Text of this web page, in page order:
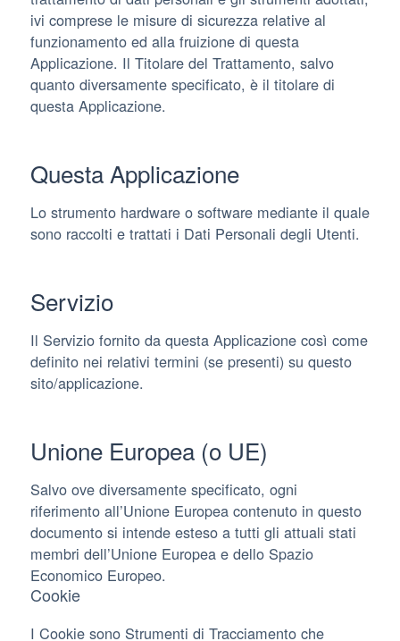
ivi comprese le misure di sicurezza relative al
funzionamento ed alla fruizione di questa
Applicazione. Il Titolare del Trattamento, salvo
quanto diversamente specificato, è il titolare di
questa Applicazione.
Questa Applicazione
Lo strumento hardware o software mediante il quale
sono raccolti e trattati i Dati Personali degli Utenti.
Servizio
Il Servizio fornito da questa Applicazione così come
definito nei relativi termini (se presenti) su questo
sito/applicazione.
Unione Europea (o UE)
Salvo ove diversamente specificato, ogni
riferimento all’Unione Europea contenuto in questo
documento si intende esteso a tutti gli attuali stati
membri dell’Unione Europea e dello Spazio
Economico Europeo.
Cookie
I Cookie sono Strumenti di Tracciamento che